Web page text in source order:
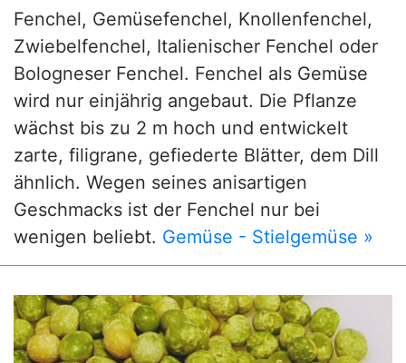
Fenchel, Gemüsefenchel, Knollenfenchel,
Zwiebelfenchel, Italienischer Fenchel oder
Bologneser Fenchel. Fenchel als Gemüse
wird nur einjährig angebaut. Die Pflanze
wächst bis zu 2 m hoch und entwickelt
zarte, filigrane, gefiederte Blätter, dem Dill
ähnlich. Wegen seines anisartigen
Geschmacks ist der Fenchel nur bei
wenigen beliebt. Gemüse - Stielgemüse »